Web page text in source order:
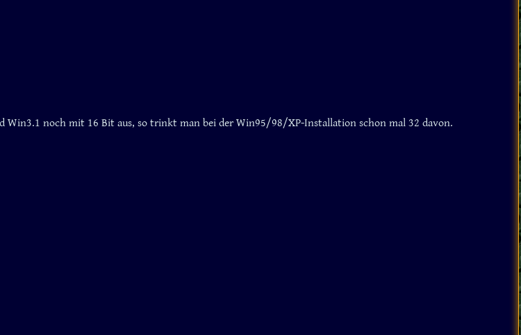
Win3.1 noch mit 16 Bit aus, so trinkt man bei der Win95/98/XP-Installation schon mal 32 davon.